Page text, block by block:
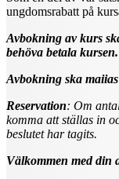
ungdomsrabatt på
Avbokning av kurs
behöva betala
Avbokning ska
Reservation: Om
komma att ställas in
beslutet har tagits.
Välkommen med din